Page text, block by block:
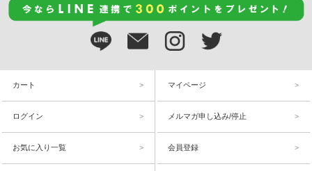
カート マイページ
ログイン メルマガ申し込み/停止
お気に入り一覧 会員登録